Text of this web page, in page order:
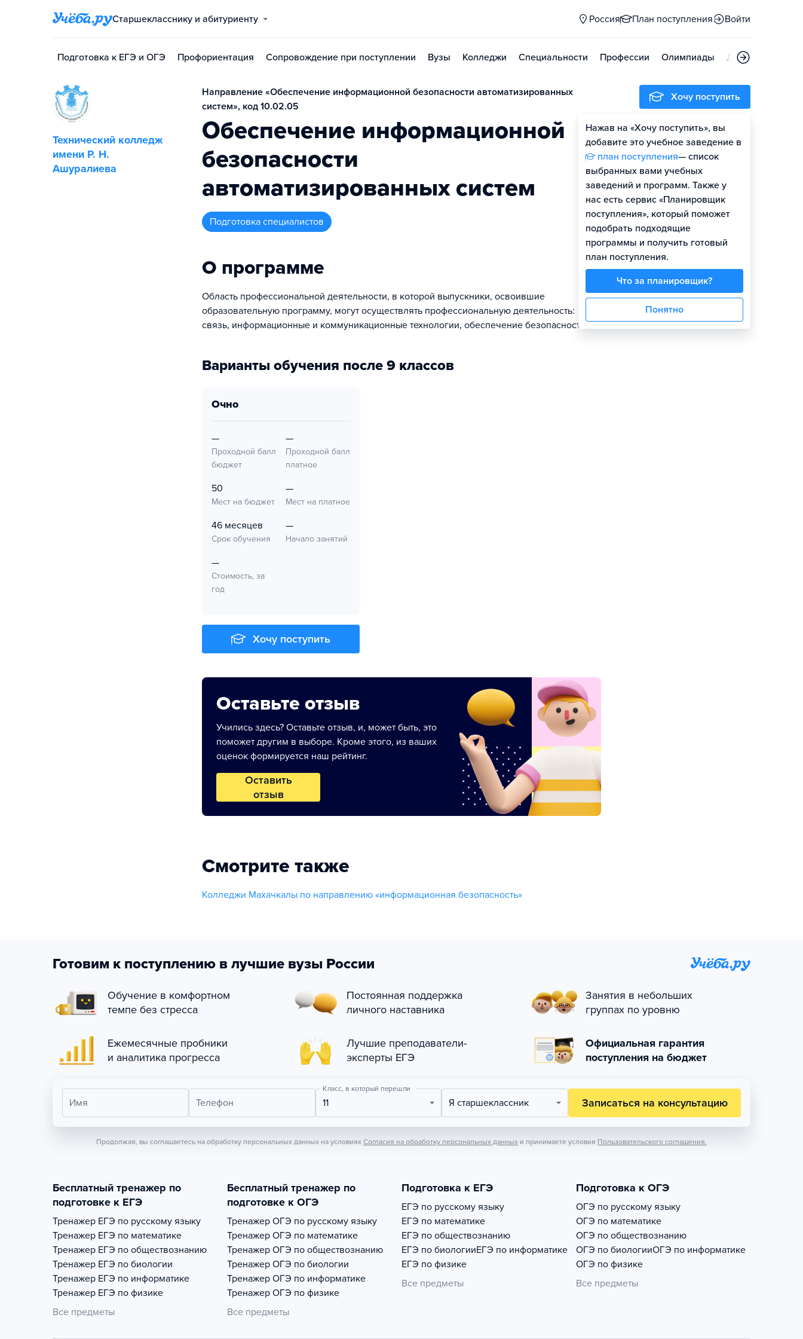
Старшекласснику и абитуриенту Россия План поступления Войти
Подготовка к ЕГЭ и ОГЭ Профориентация Сопровождение при поступлении Вузы Колледжи Специальности Профессии Олимпиады Дни открытых
Технический колледж
имени Р. Н.
Ашуралиева
Направление «Обеспечение информационной безопасности автоматизированных
систем», код 10.02.05
Обеспечение информационной
безопасности
автоматизированных систем
подготовка специалистов
О программе
Область профессиональной деятельности, в которой выпускники, освоившие
образовательную программу, могут осуществлять профессиональную деятельность:
связь, информационные и коммуникационные технологии, обеспечение безопасности.
Варианты обучения после 9 классов
очно
—
Проходной балл
бюджет
—
Проходной балл
платное
50
Мест на бюджет
—
Мест на платное
46 месяцев
Срок обучения
—
Начало занятий
—
Стоимость, за
год
Хочу поступить
Оставьте отзыв
Учились здесь? Оставьте отзыв, и, может быть, это
поможет другим в выборе. Кроме этого, из ваших
оценок формируется наш рейтинг.
Оставить
отзыв
Смотрите также
Колледжи Махачкалы по направлению «информационная безопасность»
Хочу поступить
Нажав на «Хочу поступить», вы
добавите это учебное заведение в
план поступления— список
выбранных вами учебных
заведений и программ. Также у
нас есть сервис «Планировщик
поступления», который поможет
подобрать подходящие
программы и получить готовый
план поступления.
Что за планировщик?
Понятно
Готовим к поступлению в лучшие вузы России
Обучение в комфортном
темпе без стресса
Постоянная поддержка
личного наставника
Занятия в небольших
группах по уровню
Ежемесячные пробники
и аналитика прогресса
Лучшие преподаватели-
эксперты ЕГЭ
Официальная гарантия
поступления на бюджет
Имя Телефон
Класс, в который перешли
11 Я старшеклассник Записаться на консультацию
Продолжая, вы соглашаетесь на обработку персональных данных на условиях Согласия на обработку персональных данных и принимаете условия Пользовательского соглашения.
Бесплатный тренажер по
подготовке к ЕГЭ
Тренажер ЕГЭ по русскому языку
Тренажер ЕГЭ по математике
Тренажер ЕГЭ по обществознанию
Тренажер ЕГЭ по биологии
Тренажер ЕГЭ по информатике
Тренажер ЕГЭ по физике
Все предметы
Бесплатный тренажер по
подготовке к ОГЭ
Тренажер ОГЭ по русскому языку
Тренажер ОГЭ по математике
Тренажер ОГЭ по обществознанию
Тренажер ОГЭ по биологии
Тренажер ОГЭ по информатике
Тренажер ОГЭ по физике
Все предметы
Подготовка к ЕГЭ
ЕГЭ по русскому языку
ЕГЭ по математике
ЕГЭ по обществознанию
ЕГЭ по биологииЕГЭ по информатике
ЕГЭ по физике
Все предметы
Подготовка к ОГЭ
ОГЭ по русскому языку
ОГЭ по математике
ОГЭ по обществознанию
ОГЭ по биологииОГЭ по информатике
ОГЭ по физике
Все предметы